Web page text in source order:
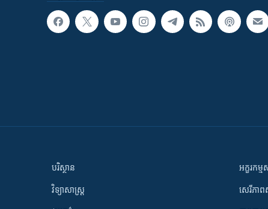
បរិស្ថាន
វិទ្យាសាស្រ្ត
អក្ខរកម្
សេរីភាព